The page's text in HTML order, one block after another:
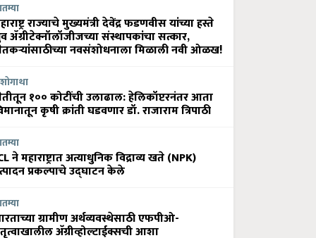
राज्याचे मुख्यमंत्री देवेंद्र फडणवीस यांच्या हस्ते
ॲग्रीटेक्नॉलॉजीजच्या संस्थापकांचा सत्कार,
नवसंशोधनाला मिळाली नवी ओळख!
१०० कोटींची उलाढाल: हेलिकॉप्टरनंतर आता
कृषी क्रांती घडवणार डॉ. राजाराम त्रिपाठी
ने महाराष्ट्रात अत्याधुनिक विद्राव्य खते (NPK)
प्रकल्पाचे उद्घाटन केले
ग्रामीण अर्थव्यवस्थेसाठी एफपीओ-
अ‍ॅग्रीव्होल्टाईक्सची आशा